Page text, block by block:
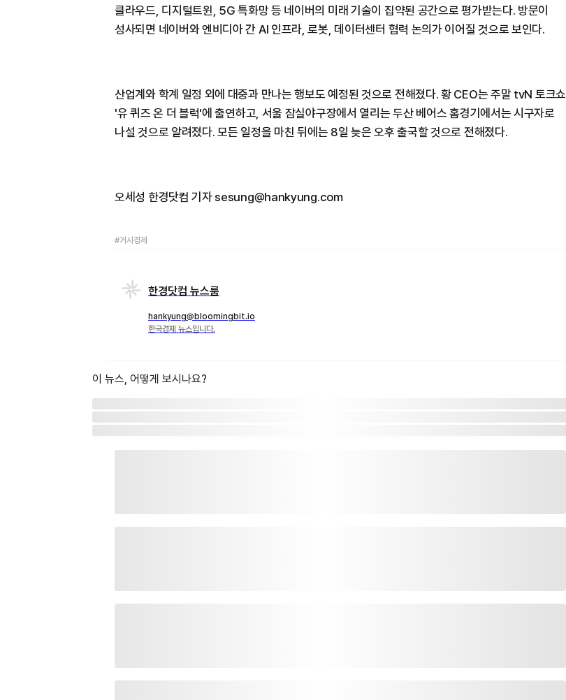
클라우드, 디지털트윈, 5G 특화망 등 네이버의 미래 기술이 집약된 공간으로 평가받는다. 방문이
성사되면 네이버와 엔비디아 간 AI 인프라, 로봇, 데이터센터 협력 논의가 이어질 것으로 보인다.
산업계와 학계 일정 외에 대중과 만나는 행보도 예정된 것으로 전해졌다. 황 CEO는 주말 tvN 토크쇼
'유 퀴즈 온 더 블럭'에 출연하고, 서울 잠실야구장에서 열리는 두산 베어스 홈경기에서는 시구자로
나설 것으로 알려졌다. 모든 일정을 마친 뒤에는 8일 늦은 오후 출국할 것으로 전해졌다.
오세성 한경닷컴 기자 sesung@hankyung.com
#거시경제
한경닷컴 뉴스룸
hankyung@bloomingbit.io
한국경제 뉴스입니다.
이 뉴스, 어떻게 보시나요?